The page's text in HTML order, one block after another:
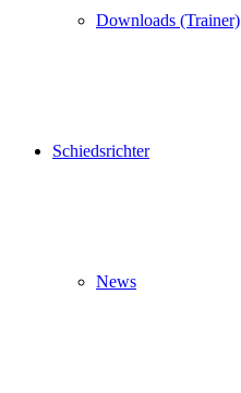
Downloads (Trainer)
Schiedsrichter
News